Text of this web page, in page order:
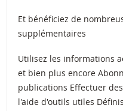
Et bénéficiez de
supplémentaires
Utilisez les informations
et bien plus encore
publications Effectuer
l'aide d'outils utiles